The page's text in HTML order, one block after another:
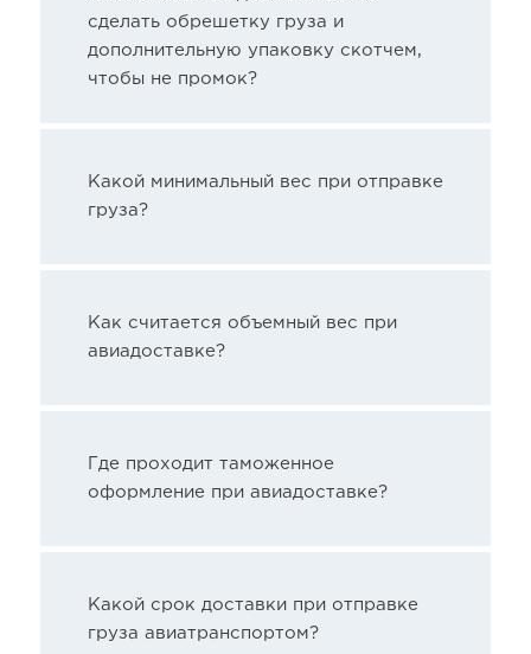
сделать обрешетку груза и
дополнительную упаковку скотчем,
чтобы не промок?
Какой минимальный вес при отправке
груза?
Как считается объемный вес при
авиадоставке?
Где проходит таможенное
оформление при авиадоставке?
Какой срок доставки при отправке
груза авиатранспортом?